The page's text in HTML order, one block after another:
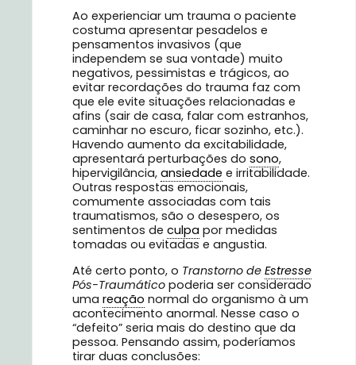
Ao experienciar um trauma o paciente
costuma apresentar pesadelos e
pensamentos invasivos (que
independem se sua vontade) muito
negativos, pessimistas e trágicos, ao
evitar recordações do trauma faz com
que ele evite situações relacionadas e
afins (sair de casa, falar com estranhos,
caminhar no escuro, ficar sozinho, etc.).
Havendo aumento da excitabilidade,
apresentará perturbações do sono,
hipervigilância, ansiedade e irritabilidade.
Outras respostas emocionais,
comumente associadas com tais
traumatismos, são o desespero, os
sentimentos de culpa por medidas
tomadas ou evitadas e angustia.
Até certo ponto, o Transtorno de Estresse
Pós-Traumático poderia ser considerado
uma reação normal do organismo à um
acontecimento anormal. Nesse caso o
“defeito” seria mais do destino que da
pessoa. Pensando assim, poderíamos
tirar duas conclusões: